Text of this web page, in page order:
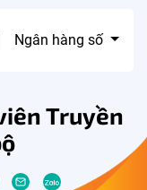
Ngân hàng số
Truyền